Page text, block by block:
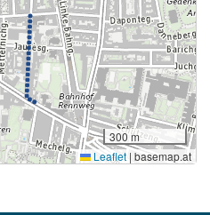
300 m
Leaflet | basemap.at